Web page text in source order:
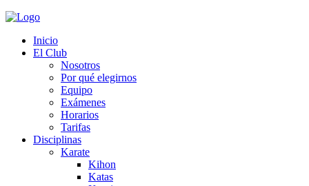
Inicio
El Club
Nosotros
Por qué elegirnos
Equipo
Exámenes
Horarios
Tarifas
Disciplinas
Karate
Kihon
Katas